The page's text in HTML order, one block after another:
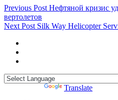
Previous Post Нефтяной кризис
вертолетов
Next Post Silk Way Helicopter
Translate